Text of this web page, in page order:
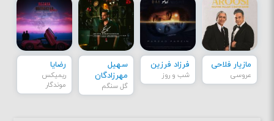
مازیار فلاحی
عروسی
فرزاد فرزین
شب و روز
سهیل
مهرزادگان
گل سنگم
رضایا
ریمیکس
موندگار